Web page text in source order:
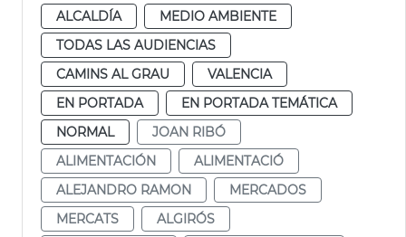
ALCALDÍA
MEDIO AMBIENTE
TODAS LAS AUDIENCIAS
CAMINS AL GRAU
VALENCIA
EN PORTADA
EN PORTADA TEMÁTICA
NORMAL
JOAN RIBÓ
ALIMENTACIÓN
ALIMENTACIÓ
ALEJANDRO RAMON
MERCADOS
MERCATS
ALGIRÓS